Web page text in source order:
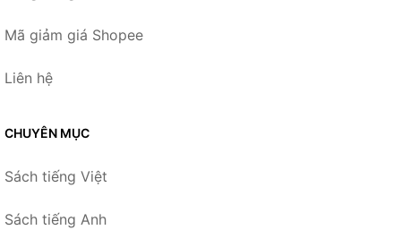
Mã giảm giá Shopee
Liên hệ
CHUYÊN MỤC
Sách tiếng Việt
Sách tiếng Anh